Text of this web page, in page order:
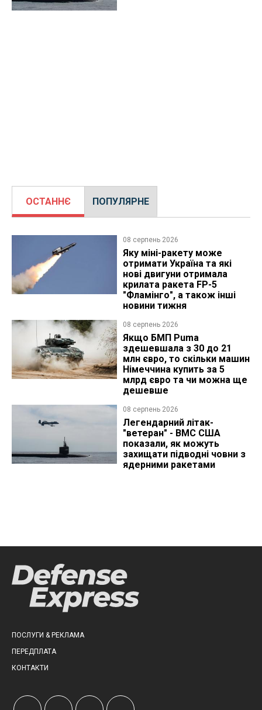
ОСТАННЄ ПОПУЛЯРНЕ
08 серпень 2026
Яку міні-ракету може
отримати Україна та які
нові двигуни отримала
крилата ракета FP-5
"Фламінго", а також інші
новини тижня
08 серпень 2026
Якщо БМП Puma
здешевшала з 30 до 21
млн євро, то скільки машин
Німеччина купить за 5
млрд євро та чи можна ще
дешевше
08 серпень 2026
Легендарний літак-
"ветеран" - ВМС США
показали, як можуть
захищати підводні човни з
ядерними ракетами
ПОСЛУГИ & РЕКЛАМА
ПЕРЕДПЛАТА
КОНТАКТИ